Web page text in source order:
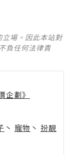
場。因此本站對
負任何法律責
企劃》
丶 寵物 丶 扮靚